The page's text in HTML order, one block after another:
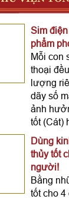
Sim
phẩm
Mỗi con
thoại
lượng
dãy số
ảnh
tốt (Cát)
Dùng
thủy tốt
người!
Bằng
tốt cho 4